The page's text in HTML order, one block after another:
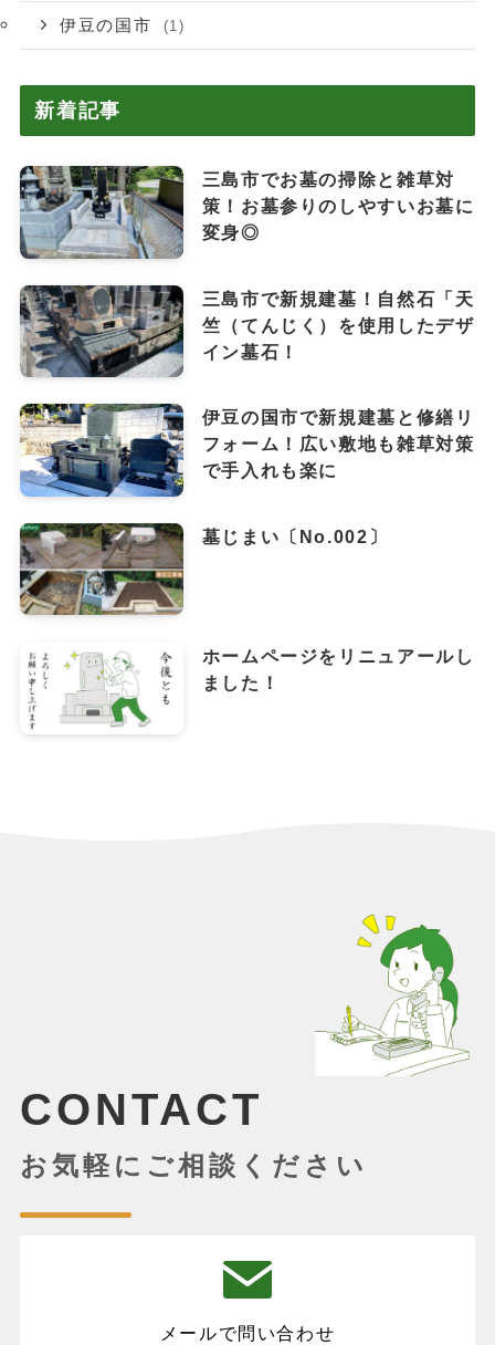
伊豆の国市 (1)
新着記事
三島市でお墓の掃除と雑草対
策！お墓参りのしやすいお墓に
変身◎
三島市で新規建墓！自然石「天
竺（てんじく）を使用したデザ
イン墓石！
伊豆の国市で新規建墓と修繕リ
フォーム！広い敷地も雑草対策
で手入れも楽に
墓じまい〔No.002〕
ホームページをリニュアールし
ました！
CONTACT
お気軽にご相談ください
メールで問い合わせ